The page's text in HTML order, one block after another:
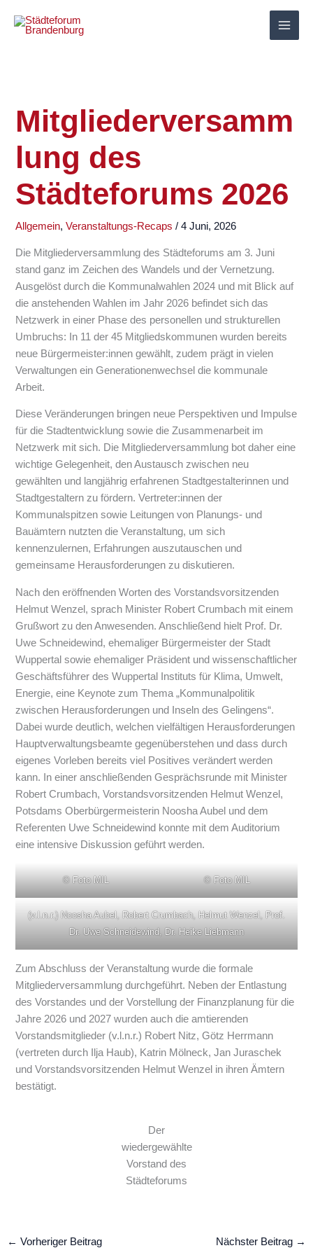
Inhalt
Mitgliederversamm
lung des
Städteforums 2026
Allgemein,Veranstaltungs-Recaps /4 Juni, 2026
Die Mitgliederversammlung des Städteforums am 3. Juni
stand ganz im Zeichen des Wandels und der Vernetzung.
Ausgelöst durch die Kommunalwahlen 2024 und mit Blick auf
die anstehenden Wahlen im Jahr 2026 befindet sich das
Netzwerk in einer Phase des personellen und strukturellen
Umbruchs: In 11 der 45 Mitgliedskommunen wurden bereits
neue Bürgermeister:innen gewählt, zudem prägt in vielen
Verwaltungen ein Generationenwechsel die kommunale
Arbeit.
Diese Veränderungen bringen neue Perspektiven und Impulse
für die Stadtentwicklung sowie die Zusammenarbeit im
Netzwerk mit sich. Die Mitgliederversammlung bot daher eine
wichtige Gelegenheit, den Austausch zwischen neu
gewählten und langjährig erfahrenen Stadtgestalterinnen und
Stadtgestaltern zu fördern. Vertreter:innen der
Kommunalspitzen sowie Leitungen von Planungs- und
Bauämtern nutzten die Veranstaltung, um sich
kennenzulernen, Erfahrungen auszutauschen und
gemeinsame Herausforderungen zu diskutieren.
Nach den eröffnenden Worten des Vorstandsvorsitzenden
Helmut Wenzel, sprach Minister Robert Crumbach mit einem
Grußwort zu den Anwesenden. Anschließend hielt Prof. Dr.
Uwe Schneidewind, ehemaliger Bürgermeister der Stadt
Wuppertal sowie ehemaliger Präsident und wissenschaftlicher
Geschäftsführer des Wuppertal Instituts für Klima, Umwelt,
Energie, eine Keynote zum Thema „Kommunalpolitik
zwischen Herausforderungen und Inseln des Gelingens“.
Dabei wurde deutlich, welchen vielfältigen Herausforderungen
Hauptverwaltungsbeamte gegenüberstehen und dass durch
eigenes Vorleben bereits viel Positives verändert werden
kann. In einer anschließenden Gesprächsrunde mit Minister
Robert Crumbach, Vorstandsvorsitzenden Helmut Wenzel,
Potsdams Oberbürgermeisterin Noosha Aubel und dem
Referenten Uwe Schneidewind konnte mit dem Auditorium
eine intensive Diskussion geführt werden.
© Foto MIL © Foto MIL
(v.l.n.r.) Noosha Aubel, Robert Crumbach, Helmut Wenzel, Prof.
Dr. Uwe Schneidewind, Dr. Heike Liebmann
Zum Abschluss der Veranstaltung wurde die formale
Mitgliederversammlung durchgeführt. Neben der Entlastung
des Vorstandes und der Vorstellung der Finanzplanung für die
Jahre 2026 und 2027 wurden auch die amtierenden
Vorstandsmitglieder (v.l.n.r.) Robert Nitz, Götz Herrmann
(vertreten durch Ilja Haub), Katrin Mölneck, Jan Juraschek
und Vorstandsvorsitzenden Helmut Wenzel in ihren Ämtern
bestätigt.
Der
wiedergewählte
Vorstand des
Städteforums
← Vorheriger Beitrag Nächster Beitrag →